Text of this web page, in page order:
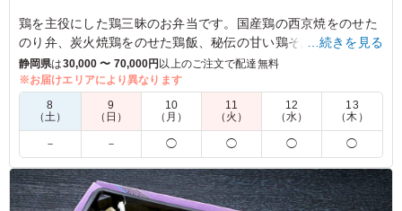
鶏を主役にした鶏三昧のお弁当です。国産鶏の西京焼をのせた
のり弁、炭火焼鶏をのせた鶏飯、秘伝の甘い鶏そぼろと玉子そ
ぼろの鶏つくね串添え。多彩な鶏の美味しさが楽しめるお弁当
です。
5.0
ボリュームが少しだけ少なかったですが、その記載もウェ
ブの中にあったので、それを希望する人が注文できたので
よかったです。彩りはとりざんまいなので、それも想定内
です。
…続きを見る
静岡県は30,000 〜 70,000円以上のご注文で配達無料
※お届けエリアにより異なります
8
（土）
9
（日）
10
（月）
11
（火）
12
（水）
13
（木）
－ － ◯ ◯ ◯ ◯